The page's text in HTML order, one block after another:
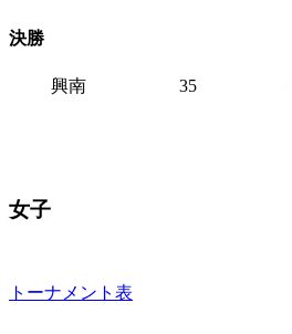
決勝
興南 35
女子
トーナメント表